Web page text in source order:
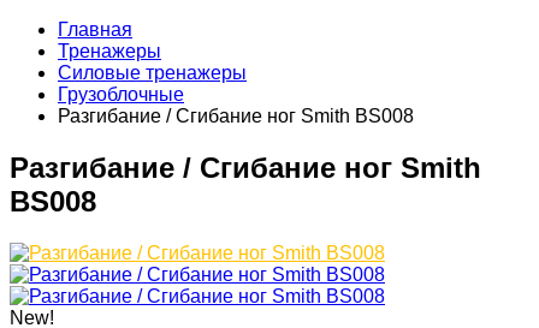
Главная
Тренажеры
Силовые тренажеры
Грузоблочные
Разгибание / Сгибание ног Smith BS008
Разгибание / Сгибание ног Smith
BS008
New!